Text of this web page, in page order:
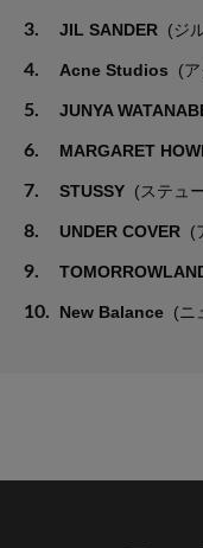
3. JIL SANDER (ジ
4. Acne Studios (
5. JUNYA
6. MARGARET
7. STUSSY (ステュ
8. UNDER COVER (
9.
10. New Balance (ニ